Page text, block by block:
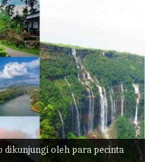
dikunjungi oleh para pecinta
12:37 pm
Meghalaya